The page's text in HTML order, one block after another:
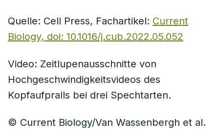
Quelle: Cell Press, Fachartikel: Current
Biology, doi: 10.1016/j.cub.2022.05.052
Video: Zeitlupenausschnitte von
Hochgeschwindigkeitsvideos des
Kopfaufpralls bei drei Spechtarten.
© Current Biology/Van Wassenbergh et al.